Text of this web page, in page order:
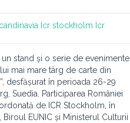
Icr stockholm Icr
stand și o serie de evenimente
mai mare târg de carte din
desfășurat în perioada 26-29
Suedia. Participarea României
de ICR Stockholm, în
EUNIC și Ministerul Culturii